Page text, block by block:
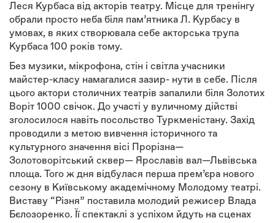
Леся Курбаса від акторів театру. Місце для тренінгу
обрали просто неба біля пам’ятника Л. Курбасу в
умовах, в яких створювала себе акторська трупа
Курбаса 100 років тому.
Без музики, мікрофона, стін і світла учасники
майстер-класу намагалися зазир- нути в себе. Після
цього актори столичних театрів запалили біля Золотих
Воріт 1000 свічок. До участі у вуличному дійстві
зголосилося навіть посольство Туркменістану. Захід
проводили з метою вивчення історичного та
культурного значення вісі Прорізна—
Золотоворітський сквер— Ярославів вал—Львівська
площа. Того ж дня відбулася перша прем’єра нового
сезону в Київському академічному Молодому театрі.
Виставу “Різня” поставила молодий режисер Влада
Бєлозоренко. Її спектаклі з успіхом йдуть на сценах